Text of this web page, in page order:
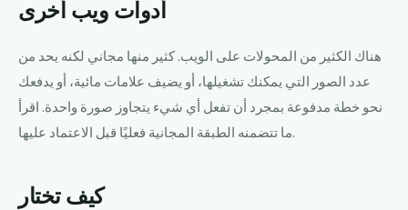
أدوات ويب أخرى
هناك الكثير من المحولات على الويب. كثير منها مجاني لكنه يحد من
عدد الصور التي يمكنك تشغيلها، أو يضيف علامات مائية، أو يدفعك
نحو خطة مدفوعة بمجرد أن تفعل أي شيء يتجاوز صورة واحدة. اقرأ
ما تتضمنه الطبقة المجانية فعليًا قبل الاعتماد عليها.
كيف تختار